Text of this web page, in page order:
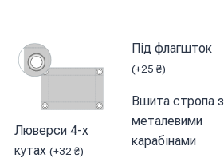
Люверси 4-х
кутах (+32 ₴)
Під флагшток
(+25₴)
Вшита стропа з
металевими
карабінами